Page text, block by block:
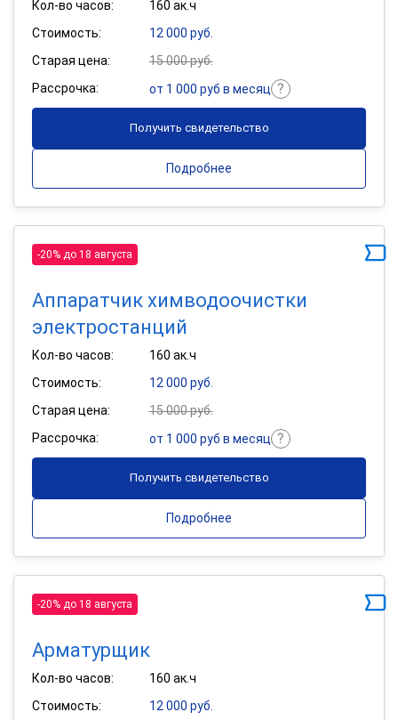
Кол-во часов:
160 ак.ч
Стоимость:
12 000 руб.
Старая цена:
15 000 руб.
Рассрочка:
от 1 000 руб в месяц
Получить свидетельство
Подробнее
-20% до 18 августа
Аппаратчик химводоочистки
электростанций
Кол-во часов:
160 ак.ч
Стоимость:
12 000 руб.
Старая цена:
15 000 руб.
Рассрочка:
от 1 000 руб в месяц
Получить свидетельство
Подробнее
-20% до 18 августа
Арматурщик
Кол-во часов:
160 ак.ч
Стоимость:
12 000 руб.